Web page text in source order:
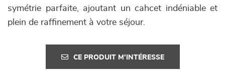
symétrie parfaite, ajoutant un cahcet indéniable et
plein de raffinement à votre séjour.
CE PRODUIT M'INTÉRESSE